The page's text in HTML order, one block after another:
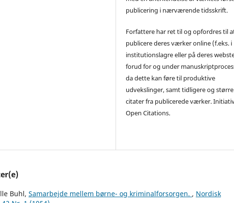
publicering i nærværende tidsskrift.
Forfattere har ret til og opfordres til
publicere deres værker online (f.eks. i
institutionslagre eller på deres
forud for og under
da dette kan føre til produktive
udvekslinger, samt tidligere og større
citater fra publicerede værker.
Open Citations.
Buhl, Samarbejde mellem børne- og kriminalforsorgen. , Nordisk